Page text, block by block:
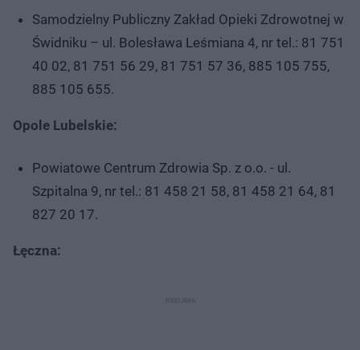
Samodzielny Publiczny Zakład Opieki Zdrowotnej w
Świdniku – ul. Bolesława Leśmiana 4, nr tel.: 81 751
40 02, 81 751 56 29, 81 751 57 36, 885 105 755,
885 105 655.
Opole Lubelskie:
Powiatowe Centrum Zdrowia Sp. z o.o. - ul.
Szpitalna 9, nr tel.: 81 458 21 58, 81 458 21 64, 81
827 20 17.
Łęczna: